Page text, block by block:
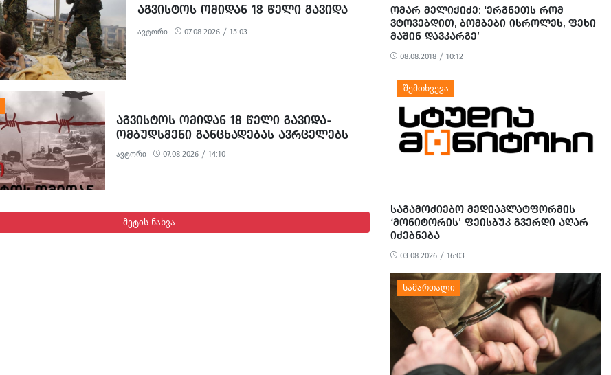
პრობლემებს უქმნის.
ᲐᲒᲕᲘᲡᲢᲝᲡ ᲝᲛᲘᲓᲐᲜ 18 ᲬᲔᲚᲘ ᲒᲐᲕᲘᲓᲐ
ავტორი 07.08.2026 / 15:03
ᲐᲒᲕᲘᲡᲢᲝᲡ ᲝᲛᲘᲓᲐᲜ 18 ᲬᲔᲚᲘ ᲒᲐᲕᲘᲓᲐ-
ᲝᲛᲑᲣᲓᲡᲛᲔᲜᲘ ᲒᲐᲜᲪᲮᲐᲓᲔᲑᲐᲡ ᲐᲕᲠᲪᲔᲚᲔᲑᲡ
ავტორი 07.08.2026 / 14:10
მეტის ნახვა
ᲝᲛᲐᲠ ᲛᲔᲚᲘᲥᲘᲫᲔ: ‘ᲔᲠᲒᲜᲔᲗᲡ ᲠᲝᲛ
ᲕᲢᲝᲕᲔᲑᲓᲘᲗ, ᲑᲝᲛᲑᲔᲑᲘ ᲘᲡᲠᲝᲚᲔᲡ, ᲤᲔᲮᲘ
ᲛᲐᲨᲘᲜ ᲓᲐᲕᲙᲐᲠᲒᲔ’
08.08.2018 / 10:12
ᲡᲐᲒᲐᲛᲝᲫᲘᲔᲑᲝ ᲛᲔᲓᲘᲐᲞᲚᲐᲢᲤᲝᲠᲛᲘᲡ
‘ᲛᲝᲜᲘᲢᲝᲠᲘᲡ’ ᲤᲔᲘᲡᲑᲣᲙ ᲒᲕᲔᲠᲓᲘ ᲐᲦᲐᲠ
ᲘᲫᲔᲑᲜᲔᲑᲐ
03.08.2026 / 16:03